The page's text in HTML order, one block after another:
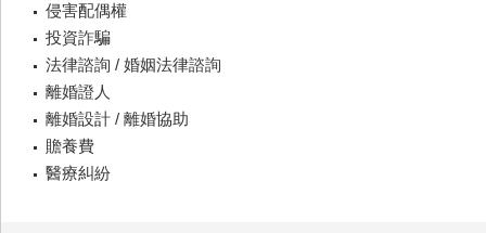
侵害配偶權
投資詐騙
法律諮詢 / 婚姻法律諮詢
離婚證人
離婚設計 / 離婚協助
贍養費
醫療糾紛